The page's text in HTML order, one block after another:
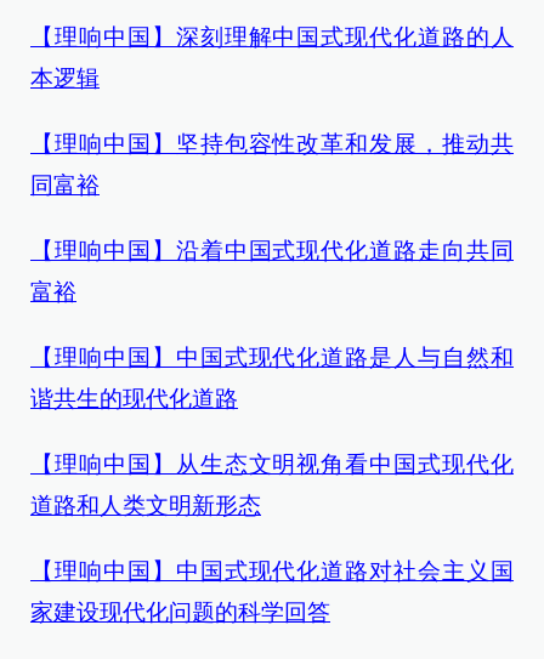
【理响中国】深刻理解中国式现代化道路的人
本逻辑
【理响中国】坚持包容性改革和发展，推动共
同富裕
【理响中国】沿着中国式现代化道路走向共同
富裕
【理响中国】中国式现代化道路是人与自然和
谐共生的现代化道路
【理响中国】从生态文明视角看中国式现代化
道路和人类文明新形态
【理响中国】中国式现代化道路对社会主义国
家建设现代化问题的科学回答